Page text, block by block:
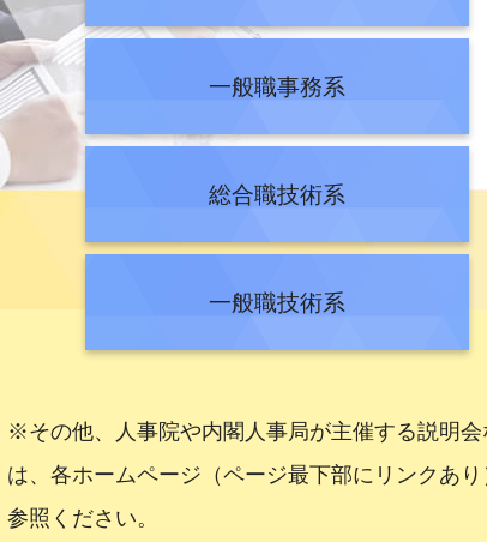
令和4年10月14日 人事院主催公務研究セミナー等の実
令和4年10月14日 文部科学省 施設系（建築・電気・
令和4年10月7日 国家公務員採用総合職試験（法務区
令和4年8月2日 経験者採用について ～2022年度経験
令和4年5月13日 令和4年度 総合職試験 既合格者向
令和3年10月27日 2021年度経験者採用試験（係長級
令和3年8月3日 経験者採用について ～2021年度経験
令和3年7月6日 2021年度国家公務員採用一般職試験
一般職事務系
総合職技術系
一般職技術系
※その他、人事院や内閣人事局が主催する説明会
は、各ホームページ（ページ最下部にリンクあ
参照ください。